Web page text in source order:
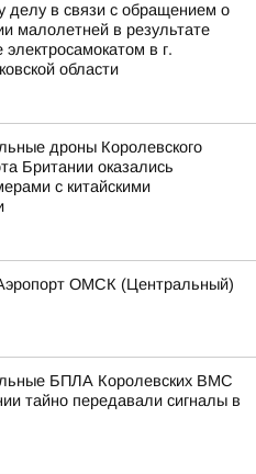
делу в связи с обращением о
малолетней в результате
электросамокатом в г.
области
дроны Королевского
Британии оказались
с китайскими
ОМСК (Центральный)
БПЛА Королевских ВМС
тайно передавали сигналы в